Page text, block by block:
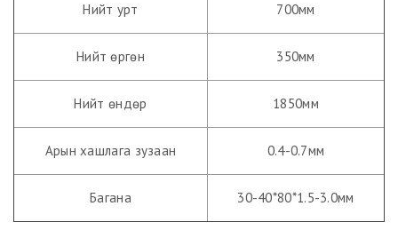
Нийт урт 700мм
Нийт өргөн 350мм
Нийт өндөр 1850мм
Арын хашлага зузаан 0.4-0.7мм
Багана 30-40*80*1.5-3.0мм